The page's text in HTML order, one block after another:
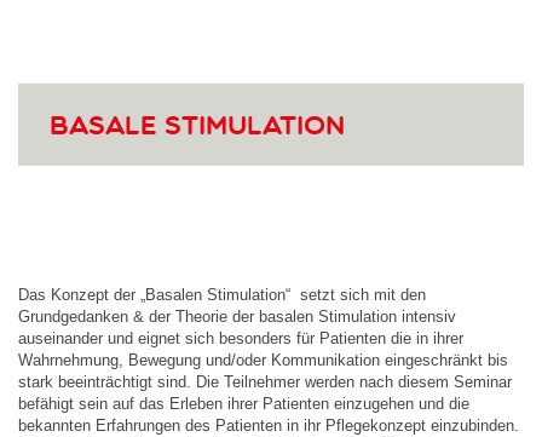
Basale Stimulation
Das Konzept der „Basalen Stimulation“ setzt sich mit den
Grundgedanken & der Theorie der basalen Stimulation intensiv
auseinander und eignet sich besonders für Patienten die in ihrer
Wahrnehmung, Bewegung und/oder Kommunikation eingeschränkt bis
stark beeinträchtigt sind. Die Teilnehmer werden nach diesem Seminar
befähigt sein auf das Erleben ihrer Patienten einzugehen und die
bekannten Erfahrungen des Patienten in ihr Pflegekonzept einzubinden.